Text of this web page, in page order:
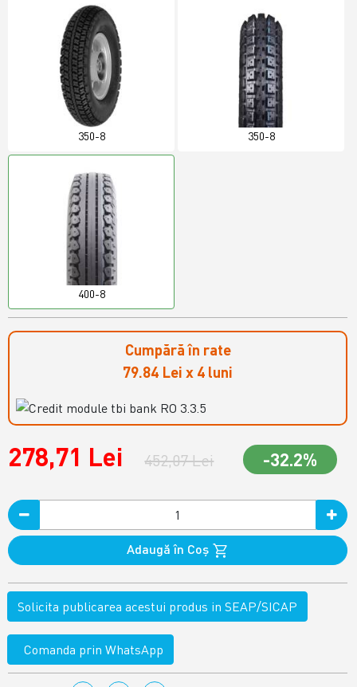
350-8 350-8
400-8
Cumpără în rate
79.84 Lei x 4 luni
278,71 Lei 452,07 Lei -32.2%
Adaugă în Coş
Solicita publicarea acestui produs in SEAP/SICAP
Comanda prin WhatsApp